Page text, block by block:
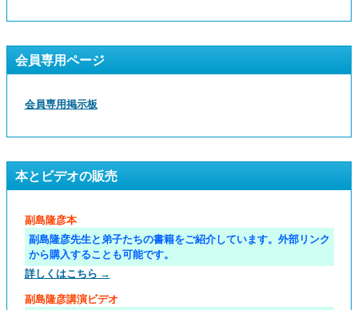
会員専用ページ
会員専用掲示板
本とビデオの販売
副島隆彦本
副島隆彦先生と弟子たちの書籍をご紹介しています。外部リンク
から購入することも可能です。
詳しくはこちら →
副島隆彦講演ビデオ